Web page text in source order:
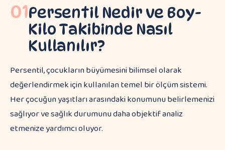
01Persentil Nedir ve Boy-
Kilo Takibinde Nasıl
Kullanılır?
Persentil, çocukların büyümesini bilimsel olarak
değerlendirmek için kullanılan temel bir ölçüm sistemi.
Her çocuğun yaşıtları arasındaki konumunu belirlemenizi
sağlıyor ve sağlık durumunu daha objektif analiz
etmenize yardımcı oluyor.